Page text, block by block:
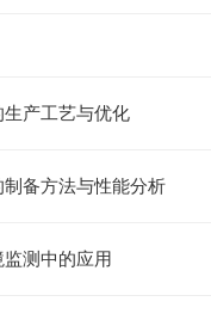
产工艺与优化
备方法与性能分析
测中的应用